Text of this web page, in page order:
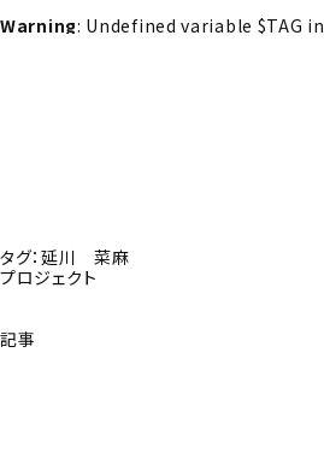
Warning: Undefined variable $TAG in
タグ：延川 菜麻
プロジェクト
記事